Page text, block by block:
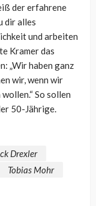
der erfahrene
dir alles
und arbeiten
Kramer das
„Wir haben ganz
wir, wenn wir
So sollen
50-Jährige.
Drexler
Tobias Mohr